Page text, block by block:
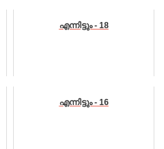
എന്നിട്ടും - 18
എന്നിട്ടും - 16